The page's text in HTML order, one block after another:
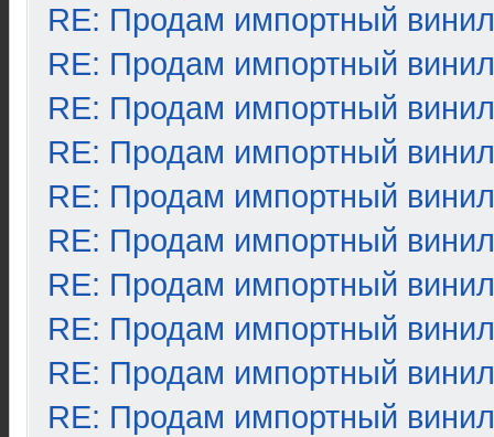
RE: Продам импортный винил
RE: Продам импортный винил
RE: Продам импортный винил
RE: Продам импортный винил
RE: Продам импортный винил
RE: Продам импортный винил
RE: Продам импортный винил
RE: Продам импортный винил
RE: Продам импортный винил
RE: Продам импортный винил